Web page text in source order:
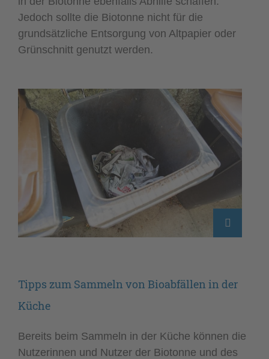
Jedoch sollte die Biotonne nicht für die
grundsätzliche Entsorgung von Altpapier oder
Grünschnitt genutzt werden.
Tipps zum Sammeln von Bioabfällen in der
Küche
Bereits beim Sammeln in der Küche können die
Nutzerinnen und Nutzer der Biotonne und des